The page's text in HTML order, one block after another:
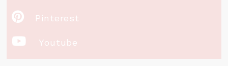
 Pinterest
 Youtube